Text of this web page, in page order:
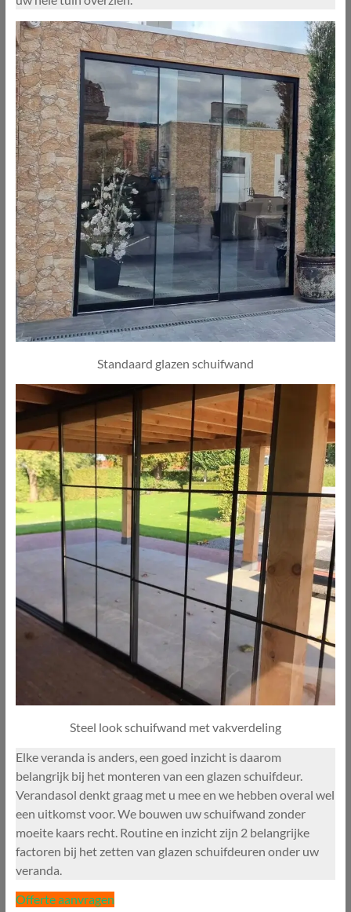
Standaard glazen schuifwand
Steel look schuifwand met vakverdeling
Elke veranda is anders, een goed inzicht is daarom
belangrijk bij het monteren van een glazen schuifdeur.
Verandasol denkt graag met u mee en we hebben overal wel
een uitkomst voor. We bouwen uw schuifwand zonder
moeite kaars recht. Routine en inzicht zijn 2 belangrijke
factoren bij het zetten van glazen schuifdeuren onder uw
veranda.
Offerte aanvragen